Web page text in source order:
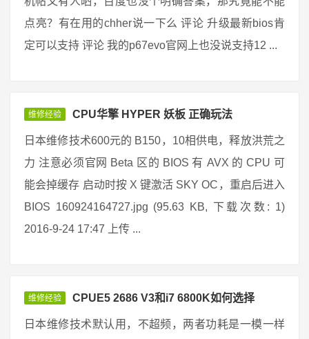
点亮？有在用的chher说一下么 评论 升级最新bios肯
定可以支持 评论 我的p67evo官网上也没说支持12 ...
维修经验 CPU华擎 HYPER 妖板 正确玩法
日本维修技术600元的 B150，10相供电，释放洪荒之
力 注意必须官网 Beta 区的 BIOS 有 AVX 的 CPU 可
能会掉缓存 启动时按 X 键激活 SKY OC，重启后进入
BIOS 160924164727.jpg (95.63 KB, 下载次数: 1)
2016-9-24 17:47 上传 ...
维修经验 CPUE5 2686 V3和i7 6800K如何选择
日本维修技术默认用，不超频，两者功耗是一模一样